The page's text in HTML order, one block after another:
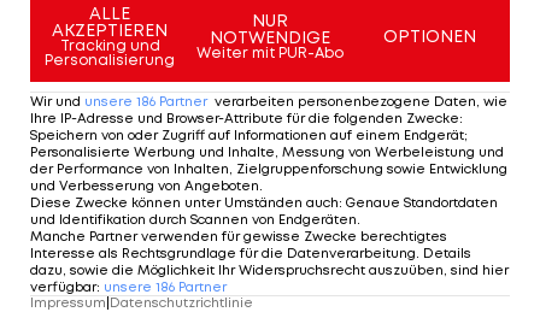
Twitter. "In Anbetracht der Bedeutung dieses
Spiels hoffen wir, dass sich die Gesamtsituation
entspannt und wir durch unsere gemeinsamen
Bemühungen am Ende eine Austragung vor Fans
umsetzen können."
Eine neue Regelung würde dann auch für
Veranstaltungen und Lokale österreichweit
gelten.
ALLE
AKZEPTIEREN
Tracking und
Personalisierung
NUR
NOTWENDIGE
Weiter mit PUR-Abo
OPTIONEN
Wir und unsere 186 Partner verarbeiten personenbezogene Daten, wie
Ihre IP-Adresse und Browser-Attribute für die folgenden Zwecke:
Speichern von oder Zugriff auf Informationen auf einem Endgerät;
Personalisierte Werbung und Inhalte, Messung von Werbeleistung und
der Performance von Inhalten, Zielgruppenforschung sowie Entwicklung
und Verbesserung von Angeboten
Diese Zwecke können unter Umständen auch: Genaue Standortdaten
und Identifikation durch Scannen von Endgeräten
Manche Partner verwenden für gewisse Zwecke berechtigtes
Interesse als Rechtsgrundlage für die Datenverarbeitung. Details
dazu, sowie die Möglichkeit Ihr Widerspruchsrecht auszuüben, sind hier
verfügbar: unsere 186 Partner
Impressum|Datenschutzrichtlinie